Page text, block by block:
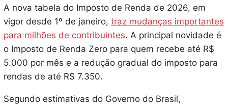
A nova tabela do Imposto de Renda de 2026, em
vigor desde 1º de janeiro, traz mudanças importantes
para milhões de contribuintes. A principal novidade é
o Imposto de Renda Zero para quem recebe até R$
5.000 por mês e a redução gradual do imposto para
rendas de até R$ 7.350.
Segundo estimativas do Governo do Brasil,